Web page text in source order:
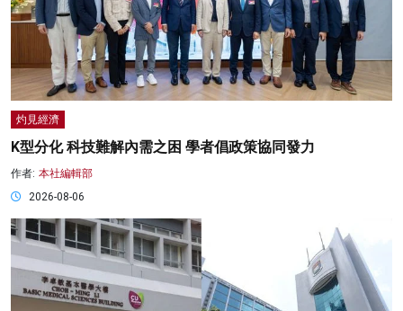
灼見經濟
K型分化 科技難解內需之困 學者倡政策協同發力
作者: 本社編輯部
2026-08-06